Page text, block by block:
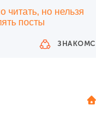
но нельзя
посты